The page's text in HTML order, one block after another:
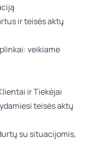
ir teisės aktų
veikiame
ir Tiekėjai
teisės aktų
su situacijomis,